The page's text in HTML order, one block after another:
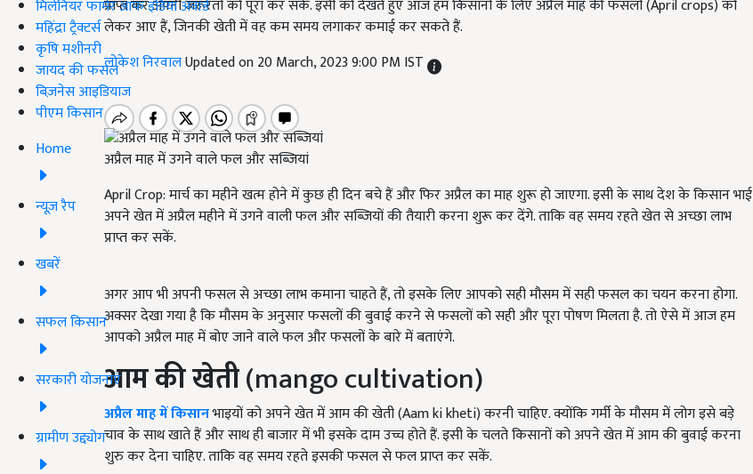
मिलेनियर फार्मर ऑफ इंडिया अवॉर्ड
महिंद्रा ट्रैक्टर्स
कृषि मशीनरी
जायद की फसल
बिज़नेस आइडियाज
पीएम किसान
Home
न्यूज़ रैप
खबरें
सफल किसान
सरकारी योजनाएं
ग्रामीण उद्द्योग
प्राप्त कर अपनी जरूरतों को पूरा कर सकें. इसी को देखते हुए आज हम किसानों के लिए अप्रैल माह की फसलों (April crops) को
लेकर आए हैं, जिनकी खेती में वह कम समय लगाकर कमाई कर सकते हैं.
लोकेश निरवालUpdated on 20 March, 2023 9:00 PM IST
अप्रैल माह में उगने वाले फल और सब्जियां
April Crop: मार्च का महीने खत्म होने में कुछ ही दिन बचे हैं और फिर अप्रैल का माह शुरू हो जाएगा. इसी के साथ देश के किसान भाई
अपने खेत में अप्रैल महीने में उगने वाली फल और सब्जियों की तैयारी करना शुरू कर देंगे. ताकि वह समय रहते खेत से अच्छा लाभ
प्राप्त कर सकें.
अगर आप भी अपनी फसल से अच्छा लाभ कमाना चाहते हैं, तो इसके लिए आपको सही मौसम में सही फसल का चयन करना होगा.
अक्सर देखा गया है कि मौसम के अनुसार फसलों की बुवाई करने से फसलों को सही और पूरा पोषण मिलता है. तो ऐसे में आज हम
आपको अप्रैल माह में बोए जाने वाले फल और फसलों के बारे में बताएंगे.
आम की खेती(mango cultivation)
अप्रैल माह में किसानभाइयों को अपने खेत में आम की खेती (Aam ki kheti) करनी चाहिए. क्योंकि गर्मी के मौसम में लोग इसे बड़े
चाव के साथ खाते हैं और साथ ही बाजार में भी इसके दाम उच्च होते हैं. इसी के चलते किसानों को अपने खेत में आम की बुवाई करना
शुरु कर देना चाहिए. ताकि वह समय रहते इसकी फसल से फल प्राप्त कर सकें.